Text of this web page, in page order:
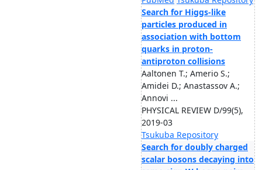
Search for Higgs-like
particles produced in
association with bottom
quarks in proton-
antiproton collisions
Aaltonen T.; Amerio S.;
Amidei D.; Anastassov A.;
Annovi ...
PHYSICAL REVIEW D/99(5),
2019-03
Tsukuba Repository
Search for doubly charged
scalar bosons decaying into